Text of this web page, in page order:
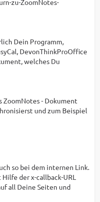
Dein Programm,
DevonThinkProOffice
welches Du
ZoomNotes - Dokument
und zum Beispiel
so bei dem internen Link.
der x-callback-URL
all Deine Seiten und